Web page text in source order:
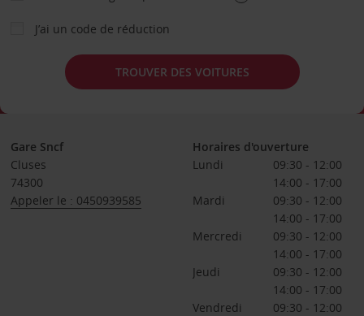
J’ai un code de réduction
TROUVER DES VOITURES
Gare Sncf
Cluses
74300
Appeler le : 0450939585
Horaires d'ouverture
Lundi
09:30 - 12:00
14:00 - 17:00
Mardi
09:30 - 12:00
14:00 - 17:00
Mercredi
09:30 - 12:00
14:00 - 17:00
Jeudi
09:30 - 12:00
14:00 - 17:00
Vendredi
09:30 - 12:00